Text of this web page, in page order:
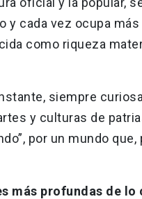
y cada vez ocupa
como riqueza
siempre
y culturas de
por un mundo que,
más profundas de lo